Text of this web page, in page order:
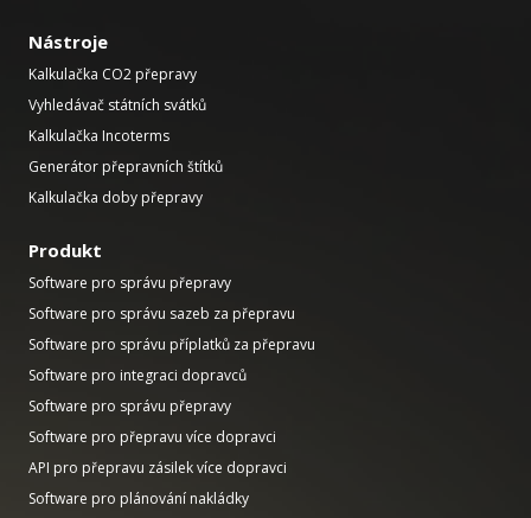
Nástroje
Kalkulačka CO2 přepravy
Vyhledávač státních svátků
Kalkulačka Incoterms
Generátor přepravních štítků
Kalkulačka doby přepravy
Produkt
Software pro správu přepravy
Software pro správu sazeb za přepravu
Software pro správu příplatků za přepravu
Software pro integraci dopravců
Software pro správu přepravy
Software pro přepravu více dopravci
API pro přepravu zásilek více dopravci
Software pro plánování nakládky